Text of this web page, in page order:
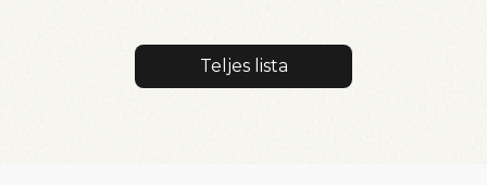
Teljes lista